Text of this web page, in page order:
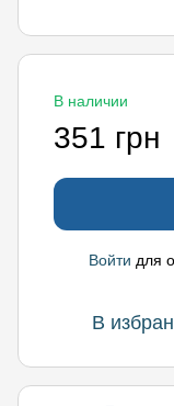
В наличии
351 грн
Войти для
В